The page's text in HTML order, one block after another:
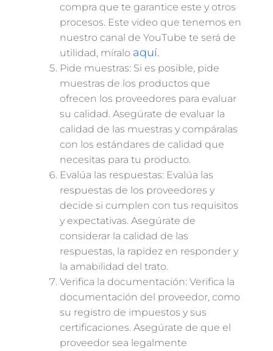
compra que te garantice este y otros
procesos. Este video que tenemos en
nuestro canal de YouTube te será de
utilidad, míralo aquí.
Pide muestras: Si es posible, pide
muestras de los productos que
ofrecen los proveedores para evaluar
su calidad. Asegúrate de evaluar la
calidad de las muestras y compáralas
con los estándares de calidad que
necesitas para tu producto.
Evalúa las respuestas: Evalúa las
respuestas de los proveedores y
decide si cumplen con tus requisitos
y expectativas. Asegúrate de
considerar la calidad de las
respuestas, la rapidez en responder y
la amabilidad del trato.
Verifica la documentación: Verifica la
documentación del proveedor, como
su registro de impuestos y sus
certificaciones. Asegúrate de que el
proveedor sea legalmente